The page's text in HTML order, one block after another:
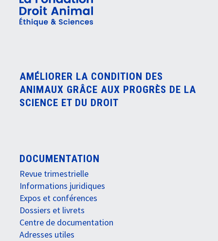
AMÉLIORER LA CONDITION DES
ANIMAUX GRÂCE AUX PROGRÈS DE LA
SCIENCE ET DU DROIT
DOCUMENTATION
Revue trimestrielle
Informations juridiques
Expos et conférences
Dossiers et livrets
Centre de documentation
Adresses utiles